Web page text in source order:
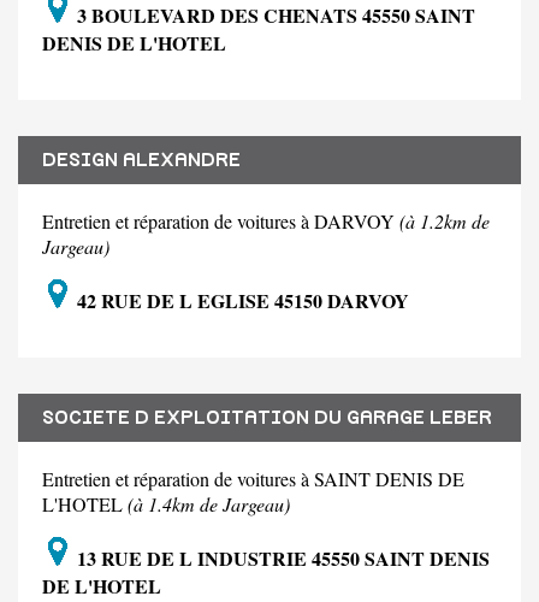
3 BOULEVARD DES CHENATS 45550 SAINT
DENIS DE L'HOTEL
DESIGN ALEXANDRE
Entretien et réparation de voitures à DARVOY (à 1.2km de
Jargeau)
42 RUE DE L EGLISE 45150 DARVOY
SOCIETE D EXPLOITATION DU GARAGE LEBER
Entretien et réparation de voitures à SAINT DENIS DE
L'HOTEL(à 1.4km de Jargeau)
13 RUE DE L INDUSTRIE 45550 SAINT DENIS
DE L'HOTEL